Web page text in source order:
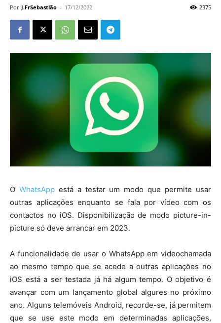
Por J.FrSebastião - 17/12/2022 2375
O WhatsAppestá a testar um modo que permite usar
outras aplicações enquanto se fala por vídeo com os
contactos no iOS. Disponibilização de modo picture-in-
picture só deve arrancar em 2023.
A funcionalidade de usar o WhatsApp em videochamada
ao mesmo tempo que se acede a outras aplicações no
iOS está a ser testada já há algum tempo. O objetivo é
avançar com um lançamento global algures no próximo
ano. Alguns telemóveis Android, recorde-se, já permitem
que se use este modo em determinadas aplicações,